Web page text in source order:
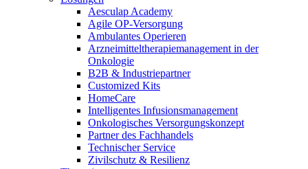
Produktkatalog
Innovation Hub
Aesculap Academy
Agile OP-Versorgung
Ambulantes Operieren
Arzneimitteltherapiemanagement in der
Onkologie​
B2B & Industriepartner
Customized Kits
HomeCare
Intelligentes Infusionsmanagement
Onkologisches Versorgungskonzept
Partner des Fachhandels
Technischer Service
Zivilschutz & Resilienz